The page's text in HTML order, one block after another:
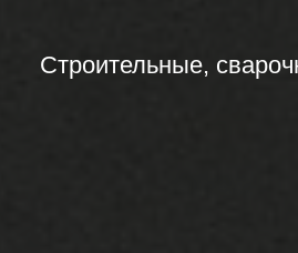
Строительные,